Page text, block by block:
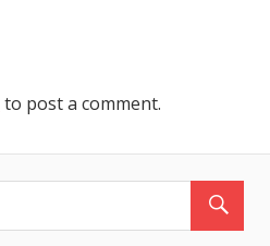
to post a comment.